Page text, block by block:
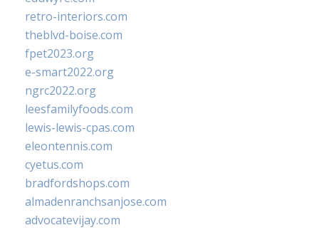
retro-interiors.com
theblvd-boise.com
fpet2023.org
e-smart2022.org
ngrc2022.org
leesfamilyfoods.com
lewis-lewis-cpas.com
eleontennis.com
cyetus.com
bradfordshops.com
almadenranchsanjose.com
advocatevijay.com